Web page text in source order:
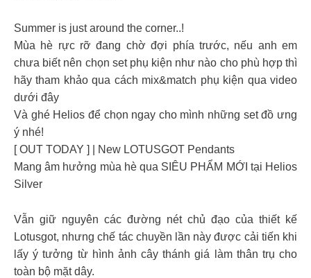
Summer is just around the corner..!
Mùa hè rực rỡ đang chờ đợi phía trước, nếu anh em
chưa biết nên chọn set phụ kiện như nào cho phù hợp thì
hãy tham khảo qua cách mix&match phụ kiện qua video
dưới đây
Và ghé Helios để chọn ngay cho mình những set đồ ưng
ý nhé!
[ OUT TODAY ] | New LOTUSGOT Pendants
Mang âm hưởng mùa hè qua SIÊU PHẨM MỚI tại Helios
Silver
Vẫn giữ nguyên các đường nét chủ đạo của thiết kế
Lotusgot, nhưng chế tác chuyền lần này được cải tiến khi
lấy ý tưởng từ hình ảnh cây thánh giá làm thân trụ cho
toàn bộ mặt dây.